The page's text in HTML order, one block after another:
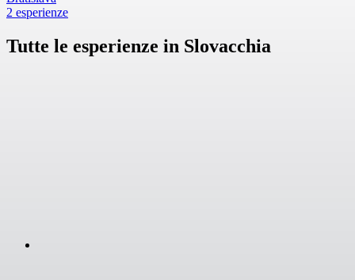
2 esperienze
Tutte le esperienze in Slovacchia